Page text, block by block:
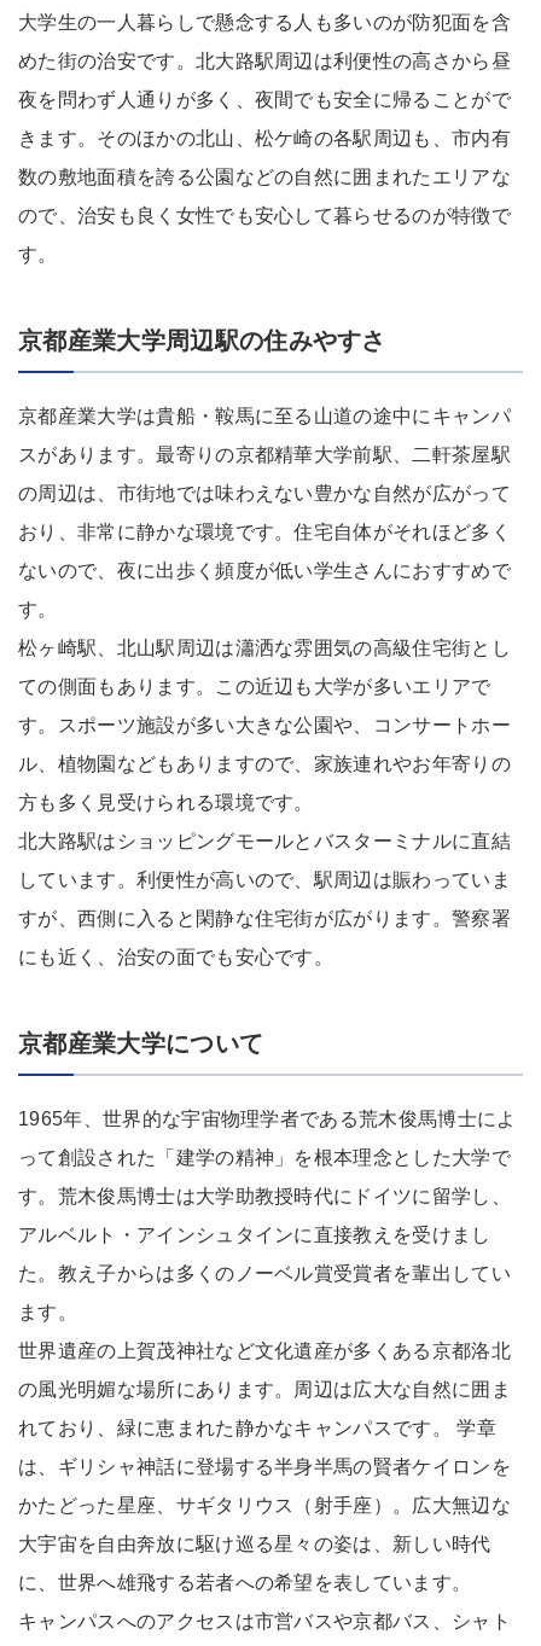
大学生の一人暮らしで懸念する人も多いのが防犯面を含
めた街の治安です。北大路駅周辺は利便性の高さから昼
夜を問わず人通りが多く、夜間でも安全に帰ることがで
きます。そのほかの北山、松ケ崎の各駅周辺も、市内有
数の敷地面積を誇る公園などの自然に囲まれたエリアな
ので、治安も良く女性でも安心して暮らせるのが特徴で
す。
京都産業大学周辺駅の住みやすさ
京都産業大学は貴船・鞍馬に至る山道の途中にキャンパ
スがあります。最寄りの京都精華大学前駅、二軒茶屋駅
の周辺は、市街地では味わえない豊かな自然が広がって
おり、非常に静かな環境です。住宅自体がそれほど多く
ないので、夜に出歩く頻度が低い学生さんにおすすめで
す。
松ヶ崎駅、北山駅周辺は瀟洒な雰囲気の高級住宅街とし
ての側面もあります。この近辺も大学が多いエリアで
す。スポーツ施設が多い大きな公園や、コンサートホー
ル、植物園などもありますので、家族連れやお年寄りの
方も多く見受けられる環境です。
北大路駅はショッピングモールとバスターミナルに直結
しています。利便性が高いので、駅周辺は賑わっていま
すが、西側に入ると閑静な住宅街が広がります。警察署
にも近く、治安の面でも安心です。
京都産業大学について
1965年、世界的な宇宙物理学者である荒木俊馬博士によ
って創設された「建学の精神」を根本理念とした大学で
す。荒木俊馬博士は大学助教授時代にドイツに留学し、
アルベルト・アインシュタインに直接教えを受けまし
た。教え子からは多くのノーベル賞受賞者を輩出してい
ます。
世界遺産の上賀茂神社など文化遺産が多くある京都洛北
の風光明媚な場所にあります。周辺は広大な自然に囲ま
れており、緑に恵まれた静かなキャンパスです。 学章
は、ギリシャ神話に登場する半身半馬の賢者ケイロンを
かたどった星座、サギタリウス（射手座）。広大無辺な
大宇宙を自由奔放に駆け巡る星々の姿は、新しい時代
に、世界へ雄飛する若者への希望を表しています。
キャンパスへのアクセスは市営バスや京都バス、シャト